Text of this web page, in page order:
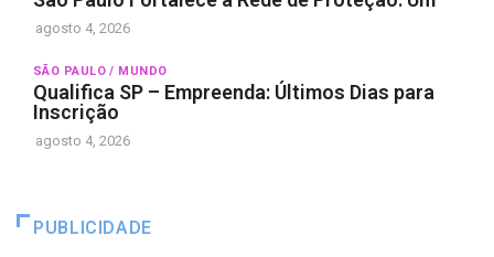
agosto 4, 2026
SÃO PAULO / MUNDO
Qualifica SP – Empreenda: Últimos Dias para
Inscrição
agosto 4, 2026
PUBLICIDADE